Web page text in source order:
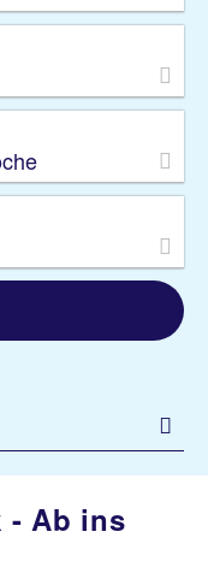
- Ab ins